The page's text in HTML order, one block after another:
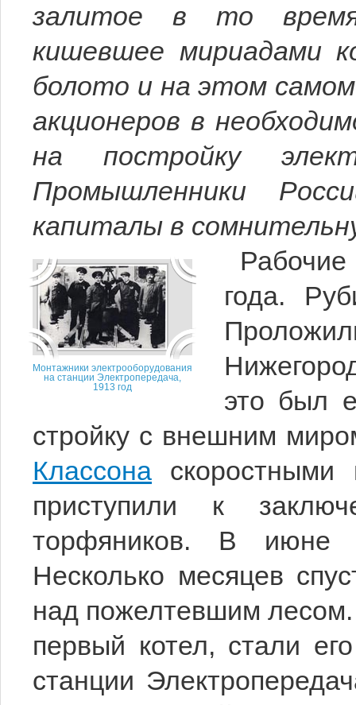
залитое в то
кишевшее мириадами
болото и на этом
акционеров в
на постройку
Промышленники
капиталы в
Монтажники электрооборудования
на станции Электропередача,
1913 год
года.
это был
стройку с внешним
Классона
приступили к
торфяников. В июне
Несколько месяцев
над пожелтевшим
первый котел, стали
станции